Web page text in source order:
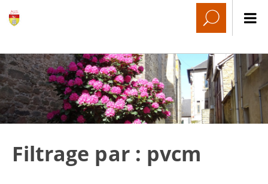
Filtrage par : pvcm